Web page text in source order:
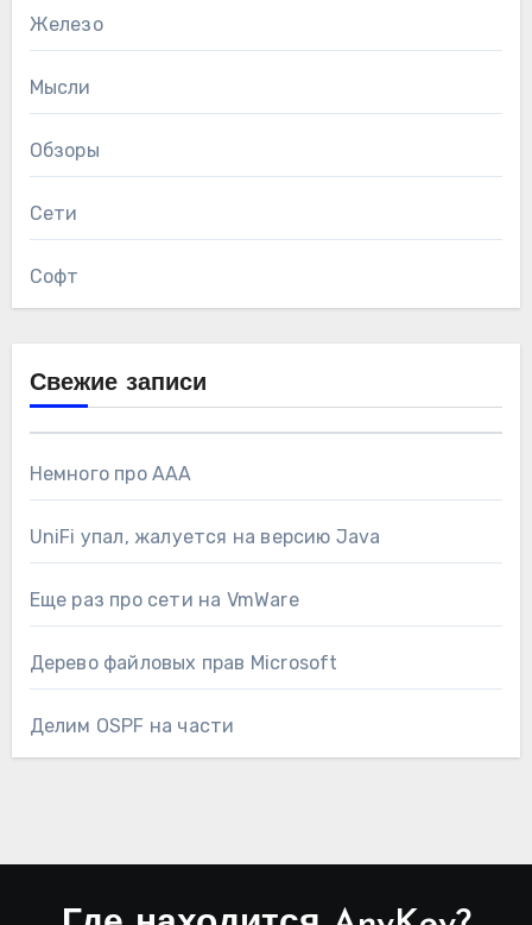
Железо
Мысли
Обзоры
Сети
Софт
Свежие записи
Немного про AAA
UniFi упал, жалуется на версию Java
Еще раз про сети на VmWare
Дерево файловых прав Microsoft
Делим OSPF на части